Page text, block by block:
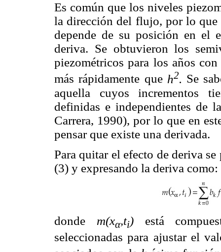
Es común que los niveles
la dirección del flujo, por lo que
depende de su posición en el
deriva. Se obtuvieron los
piezométricos para los años
más rápidamente que h2. Se
aquella cuyos incrementos
definidas e independientes de
Carrera, 1990), por lo que en
pensar que existe una derivada.
Para quitar el efecto de deriva
(3) y expresando la deriva como:
donde m(xα,ti)está
seleccionadas para ajustar el